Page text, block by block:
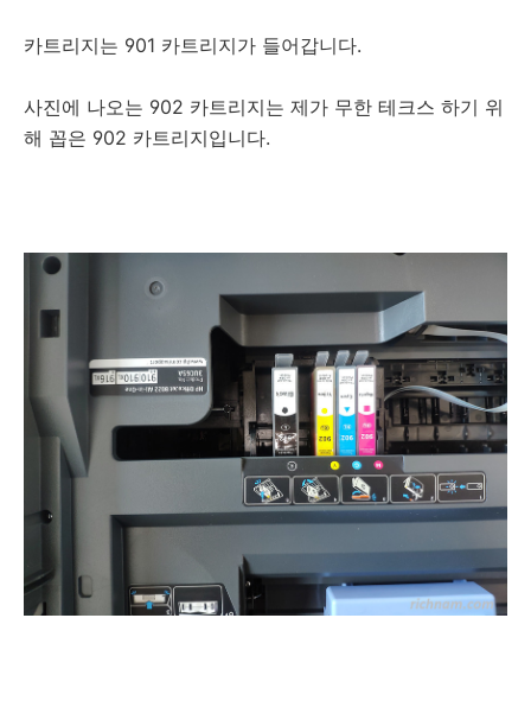
카트리지는 901 카트리지가 들어갑니다.
사진에 나오는 902 카트리지는 제가 무한 테크스 하기 위
해 꼽은 902 카트리지입니다.